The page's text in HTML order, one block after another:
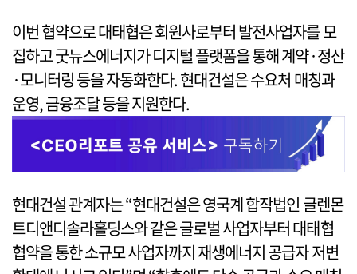
이번 협약으로 대태협은 회원사로부터 발전사업자를 모
집하고 굿뉴스에너지가 디지털 플랫폼을 통해 계약·정산
·모니터링 등을 자동화한다. 현대건설은 수요처 매칭과
운영, 금융조달 등을 지원한다.
현대건설 관계자는 “현대건설은 영국계 합작법인 글렌몬
트디앤디솔라홀딩스와 같은 글로벌 사업자부터 대태협
협약을 통한 소규모 사업자까지 재생에너지 공급자 저변